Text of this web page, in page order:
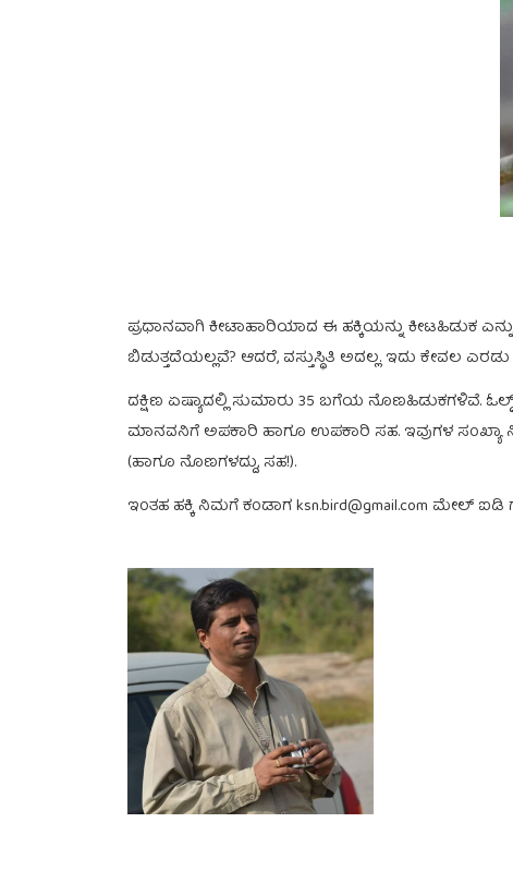
ಪ್ರಧಾನವಾಗಿ ಕೀಟಾಹಾರಿಯಾದ ಈ ಹಕ್ಕಿಯನ್ನು ಕೀಟಹಿಡುಕ
ಬಿಡುತ್ತದೆಯಲ್ಲವೆ? ಆದರೆ, ವಸ್ತುಸ್ಥಿತಿ ಅದಲ್ಲ. ಇದು ಕೇವಲ
ದಕ್ಷಿಣ ಏಷ್ಯಾದಲ್ಲಿ ಸುಮಾರು 35 ಬಗೆಯ ನೊಣಹಿಡುಕಗಳಿವೆ.
ಮಾನವನಿಗೆ ಅಪಕಾರಿ ಹಾಗೂ ಉಪಕಾರಿ ಸಹ. ಇವುಗಳ ಸಂಖ್ಯಾ
(ಹಾಗೂ ನೊಣಗಳದ್ದು, ಸಹ!).
ಇಂತಹ ಹಕ್ಕಿ ನಿಮಗೆ ಕಂಡಾಗ ksn.bird@gmail.com ಮೇಲ್